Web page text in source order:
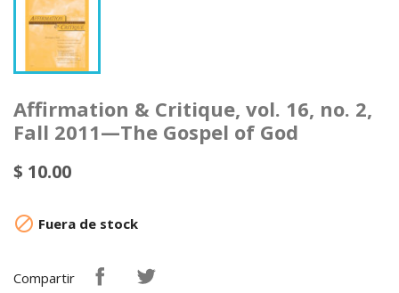
Affirmation & Critique, vol. 16, no. 2,
Fall 2011—The Gospel of God
$ 10.00
 Fuera de stock
Compartir